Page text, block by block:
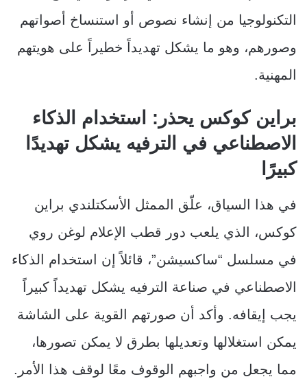
التكنولوجيا من إنشاء نصوص أو استنساخ أصواتهم
وصورهم، وهو ما يشكل تهديداً خطيراً على هويتهم
المهنية.
براين كوكس يحذر: استخدام الذكاء
الاصطناعي في الترفيه يشكل تهديدًا
كبيرًا
في هذا السياق، علّق الممثل الأسكتلندي براين
كوكس، الذي يلعب دور قطب الإعلام لوغن روي
في مسلسل “ساكسيشن”، قائلاً إن استخدام الذكاء
الاصطناعي في صناعة الترفيه يشكل تهديداً كبيراً
يجب إيقافه. وأكد أن صورتهم القوية على الشاشة
يمكن استغلالها وتعديلها بطرق لا يمكن تصورها،
مما يجعل من واجبهم الوقوف معًا لوقف هذا الأمر.